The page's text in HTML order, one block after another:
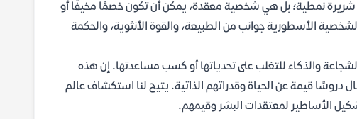
شريرة نمطية؛ بل هي شخصية معقدة، يمكن أن تكون خصمًا مخيفًا أو
الأسطورية جوانب من الطبيعة، والقوة الأنثوية، والحكمة
والذكاء للتغلب على تحدياتها أو كسب مساعدتها. إن هذه
دروسًا قيمة عن الحياة وقدراتهم الذاتية. يتيح لنا استكشاف عالم
الأساطير لمعتقدات البشر وقيمهم.